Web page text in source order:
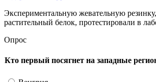
2027 года будут отказывать клиентам в
на их устройстве обнаружено
обеспечение (ПО), следует из
Тема дня
Три исламских государства окончательно
на США